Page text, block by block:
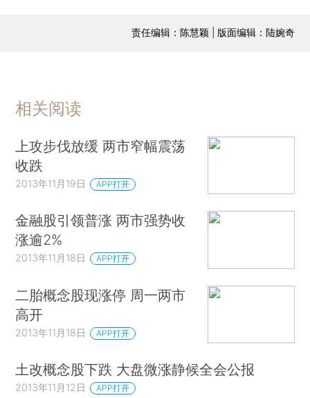
责任编辑：陈慧颖 | 版面编辑：陆婉奇
相关阅读
上攻步伐放缓 两市窄幅震荡
收跌
2013年11月19日 APP打开
金融股引领普涨 两市强势收
涨逾2%
2013年11月18日 APP打开
二胎概念股现涨停 周一两市
高开
2013年11月18日 APP打开
土改概念股下跌 大盘微涨静候全会公报
2013年11月12日 APP打开